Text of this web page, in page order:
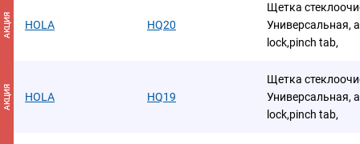
АКЦИЯ HOLA HQ20
Щетка
Универсальная,
lock,pinch tab,
АКЦИЯ HOLA HQ19
Щетка
Универсальная,
lock,pinch tab,